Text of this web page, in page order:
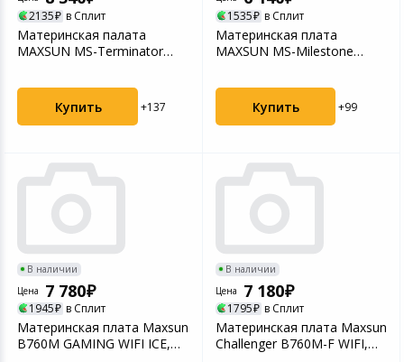
2135 в Сплит
Материнская палата
MAXSUN MS-Terminator
Купить +137
1535 в Сплит
Материнская плата
MAXSUN MS-Milestone
Купить
+99
В наличии
Цена
7 780
1945 в Сплит
Материнская плата Maxsun
B760M GAMING WIFI ICE,
В наличии
Цена
7 180
1795 в Сплит
Материнская плата Maxsun
Challenger B760M-F WIFI,